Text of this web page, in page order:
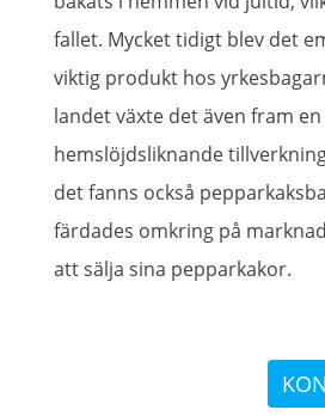
fallet. Mycket tidigt blev det
viktig produkt hos
landet växte det även fram en
hemslöjdsliknande
det fanns också
färdades omkring på
att sälja sina pepparkakor.